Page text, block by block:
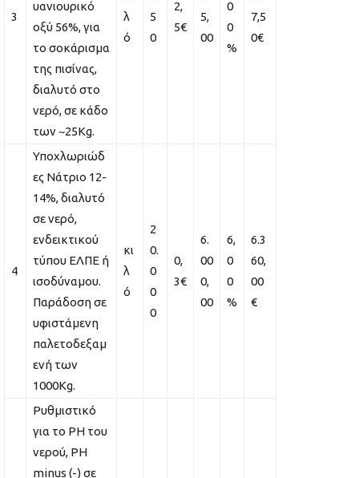
3
υανιουρικό
οξύ 56%, για
το σοκάρισμα
της πισίνας,
διαλυτό στο
νερό, σε κάδο
των ~25Kg.
λ
ό
5
0
2,
5€
5,
00
0
0
%
7,5
0€
4
Υποχλωριώδ
ες Νάτριο 12-
14%, διαλυτό
σε νερό,
ενδεικτικού
τύπου ΕΛΠΕ ή
ισοδύναμου.
Παράδοση σε
υφιστάμενη
παλετοδεξαμ
ενή των
1000Kg.
κι
λ
ό
2
0.
0
0
0
0,
3€
6.
00
0,
00
6,
0
0
%
6.3
60,
00
€
Ρυθμιστικό
για το PH του
νερού, PH
minus (-) σε